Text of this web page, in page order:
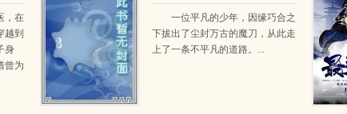
，在
越到
身
曾为
一位平凡的少年，因缘巧合之
下拔出了尘封万古的魔刀，从此走
上了一条不平凡的道路。...